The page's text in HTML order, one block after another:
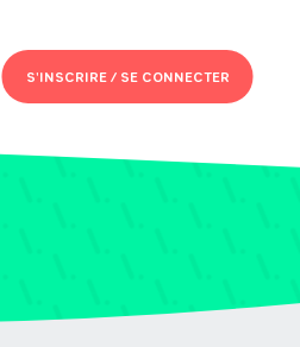
S'INSCRIRE /SE CONNECTER